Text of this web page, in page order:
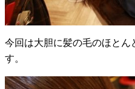
今回は大胆に髪の毛のほとん
す。